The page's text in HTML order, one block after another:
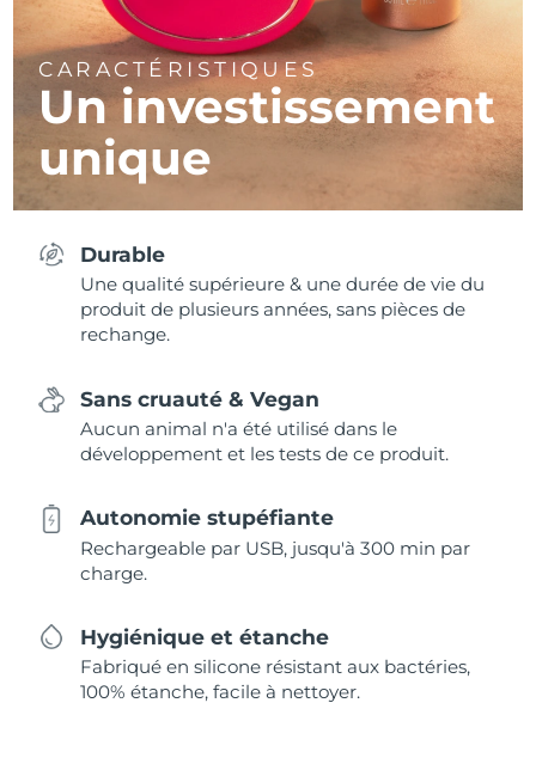
CARACTÉRISTIQUES
Un investissement
unique
Durable
Une qualité supérieure & une durée de vie du
produit de plusieurs années, sans pièces de
rechange.
Sans cruauté & Vegan
Aucun animal n'a été utilisé dans le
développement et les tests de ce produit.
Autonomie stupéfiante
Rechargeable par USB, jusqu'à 300 min par
charge.
Hygiénique et étanche
Fabriqué en silicone résistant aux bactéries,
100% étanche, facile à nettoyer.